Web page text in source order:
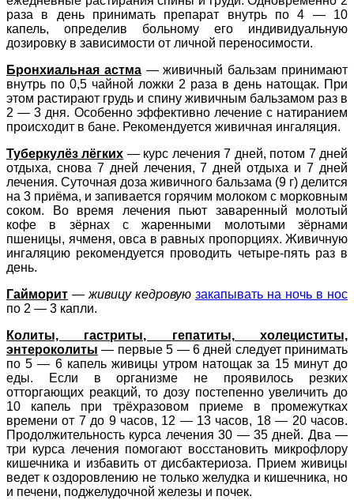
раза в день принимать препарат внутрь по 4 — 10
капель, определив больному его индивидуальную
дозировку в зависимости от личной переносимости.
Бронхиальная астма— живичный бальзам принимают
внутрь по 0,5 чайной ложки 2 раза в день натощак. При
этом растирают грудь и спину живичным бальзамом раз в
2 — 3 дня. Особенно эффективно лечение с натиранием
происходит в бане. Рекомендуется живичная ингаляция.
Туберкулёз лёгких — курс лечения 7 дней, потом 7 дней
отдыха, снова 7 дней лечения, 7 дней отдыха и 7 дней
лечения. Суточная доза живичного бальзама (9 г) делится
на 3 приёма, и запивается горячим молоком с морковным
соком. Во время лечения пьют заваренный молотый
кофе в зёрнах с жаренными молотыми зёрнами
пшеницы, ячменя, овса в равных пропорциях. Живичную
ингаляцию рекомендуется проводить четыре-пять раз в
день.
Гайморит — живицу кедровую закапывать на ночь в нос
по 2 — 3 капли.
Колиты, гастриты, гепатиты, холециститы,
энтероколиты — первые 5 — 6 дней следует принимать
по 5 — 6 капель живицы утром натощак за 15 минут до
еды. Если в организме не проявилось резких
отторгающих реакций, то дозу постепенно увеличить до
10 капель при трёхразовом приеме в промежутках
времени от 7 до 9 часов, 12 — 13 часов, 18 — 20 часов.
Продолжительность курса лечения 30 — 35 дней. Два —
три курса лечения помогают восстановить микрофлору
кишечника и избавить от дисбактериоза. Прием живицы
ведет к оздоровлению не только желудка и кишечника, но
и печени, поджелудочной железы и почек.